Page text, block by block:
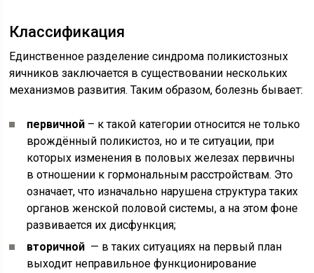
Классификация
Единственное разделение синдрома поликистозных
яичников заключается в существовании нескольких
механизмов развития. Таким образом, болезнь бывает:
первичной – к такой категории относится не только
врождённый поликистоз, но и те ситуации, при
которых изменения в половых железах первичны
в отношении к гормональным расстройствам. Это
означает, что изначально нарушена структура таких
органов женской половой системы, а на этом фоне
развивается их дисфункция;
вторичной — в таких ситуациях на первый план
выходит неправильное функционирование